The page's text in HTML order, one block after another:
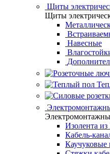
Щиты
Щиты
Навесные
Изолента
Кабель-
Каучуковые